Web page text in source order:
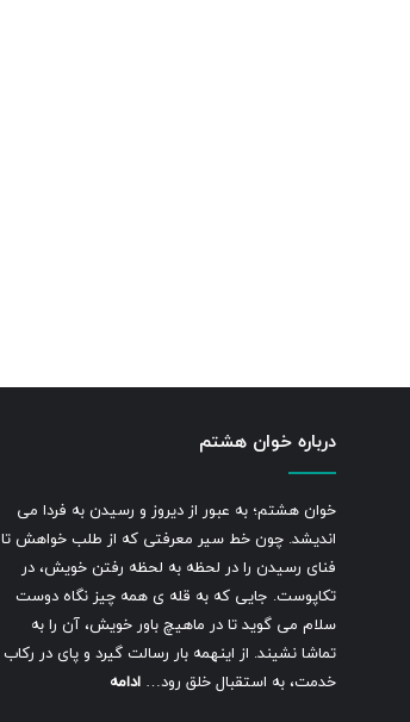
درباره خوان هشتم
خوان هشتم؛ به عبور از دیروز و رسیدن به فردا می
اندیشد. چون خط سیر معرفتی که از طلب خواهش تا
فنای رسیدن را در لحظه به لحظه رفتن خویش، در
تکاپوست. جایی که به قله ی همه چیز نگاه دوست
سلام می گوید تا در ماهیچ باور خویش، آن را به
تماشا نشیند. از اینهمه بار رسالت گیرد و پای در رکاب
خدمت، به استقبال خلق رود… ادامه